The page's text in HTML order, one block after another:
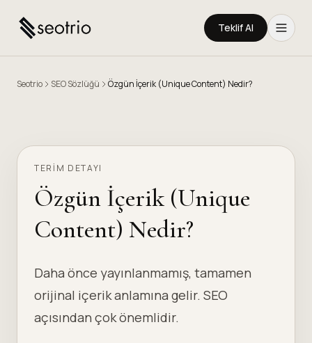
Teklif Al
Seotrio SEO Sözlüğü Özgün İçerik (Unique Content) Nedir?
TERIM DETAYI
Özgün İçerik (Unique
Content) Nedir?
Daha önce yayınlanmamış, tamamen
orijinal içerik anlamına gelir. SEO
açısından çok önemlidir.